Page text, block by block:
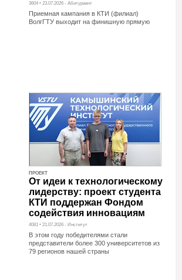
3604 • 23.07.2026 - Абитуриент
Приемная кампания в КТИ (филиал)
ВолгГТУ выходит на финишную прямую
ПРОЕКТ
От идеи к технологическому
лидерству: проект студента
КТИ поддержан Фондом
содействия инновациям
4081 • 21.07.2026 - Институт
В этом году победителями стали
представители более 300 университетов из
79 регионов нашей страны